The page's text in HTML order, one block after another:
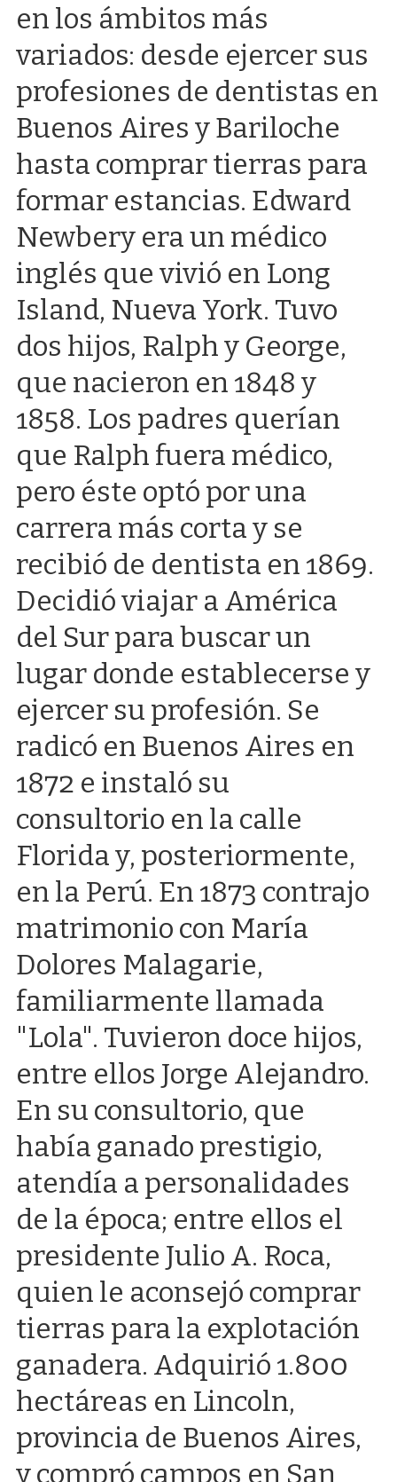
en los ámbitos más
variados: desde ejercer sus
profesiones de dentistas en
Buenos Aires y Bariloche
hasta comprar tierras para
formar estancias. Edward
Newbery era un médico
inglés que vivió en Long
Island, Nueva York. Tuvo
dos hijos, Ralph y George,
que nacieron en 1848 y
1858. Los padres querían
que Ralph fuera médico,
pero éste optó por una
carrera más corta y se
recibió de dentista en 1869.
Decidió viajar a América
del Sur para buscar un
lugar donde establecerse y
ejercer su profesión. Se
radicó en Buenos Aires en
1872 e instaló su
consultorio en la calle
Florida y, posteriormente,
en la Perú. En 1873 contrajo
matrimonio con María
Dolores Malagarie,
familiarmente llamada
"Lola". Tuvieron doce hijos,
entre ellos Jorge Alejandro.
En su consultorio, que
había ganado prestigio,
atendía a personalidades
de la época; entre ellos el
presidente Julio A. Roca,
quien le aconsejó comprar
tierras para la explotación
ganadera. Adquirió 1.800
hectáreas en Lincoln,
provincia de Buenos Aires,
y compró campos en San